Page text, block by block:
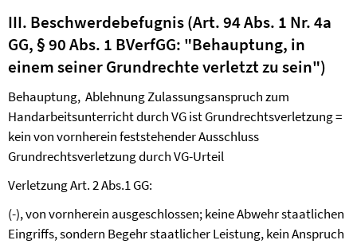
III. Beschwerdebefugnis (Art. 94 Abs. 1 Nr. 4a
GG, § 90 Abs. 1 BVerfGG: "Behauptung, in
einem seiner Grundrechte verletzt zu sein")
Behauptung, Ablehnung Zulassungsanspruch zum
Handarbeitsunterricht durch VG ist Grundrechtsverletzung =
kein von vornherein feststehender Ausschluss
Grundrechtsverletzung durch VG-Urteil
Verletzung Art. 2 Abs.1 GG:
(-), von vornherein ausgeschlossen; keine Abwehr staatlichen
Eingriffs, sondern Begehr staatlicher Leistung, kein Anspruch